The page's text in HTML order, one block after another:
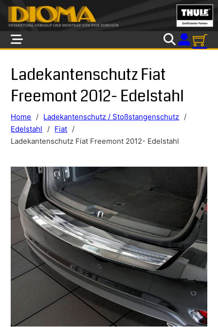
Skip to main content
Skip to footer
Ladekantenschutz Fiat
Freemont 2012- Edelstahl
Home / Ladekantenschutz / Stoßstangenschutz /
Edelstahl
/ Fiat /
Ladekantenschutz Fiat Freemont 2012- Edelstahl